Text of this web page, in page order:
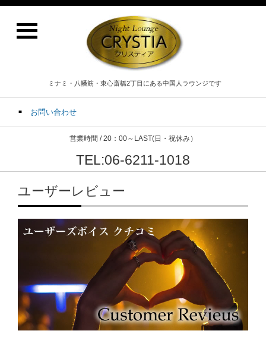
ミナミ・八幡筋・東心斎橋2丁目にある中国人ラウンジです
お問い合わせ
営業時間 / 20：00～LAST(日・祝休み）
TEL:06-6211-1018
ユーザーレビュー